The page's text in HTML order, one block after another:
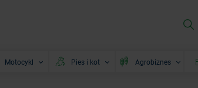
Motocykl Pies i kot Agrobiznes